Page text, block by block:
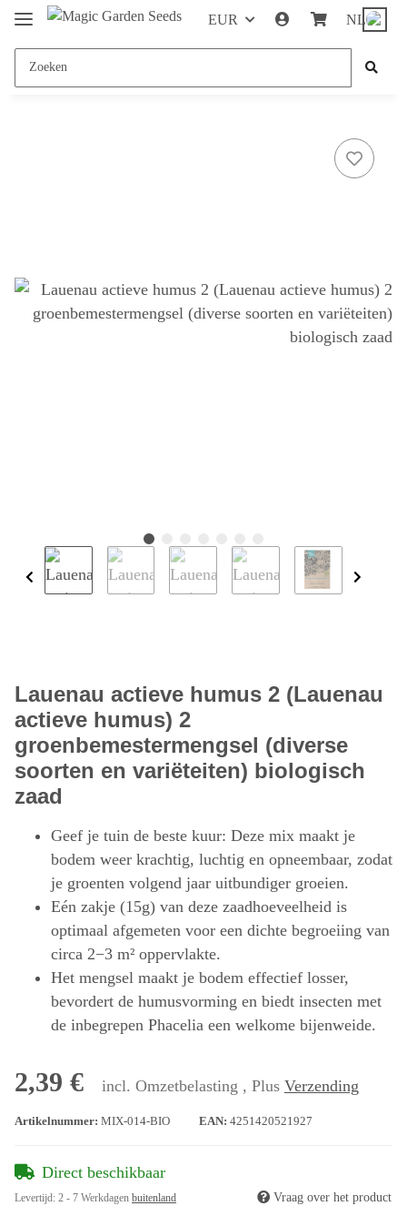
EUR NL
Lauenau actieve humus 2 (Lauenau
actieve humus) 2
groenbemestermengsel (diverse
soorten en variëteiten) biologisch
zaad
Geef je tuin de beste kuur: Deze mix maakt je
bodem weer krachtig, luchtig en opneembaar, zodat
je groenten volgend jaar uitbundiger groeien.
Eén zakje (15g) van deze zaadhoeveelheid is
optimaal afgemeten voor een dichte begroeiing van
circa 2−3 m² oppervlakte.
Het mengsel maakt je bodem effectief losser,
bevordert de humusvorming en biedt insecten met
de inbegrepen Phacelia een welkome bijenweide.
2,39 € incl. Omzetbelasting , Plus Verzending
Artikelnummer: MIX-014-BIO EAN: 4251420521927
Direct beschikbaar
Levertijd: 2 - 7 Werkdagen buitenland Vraag over het product